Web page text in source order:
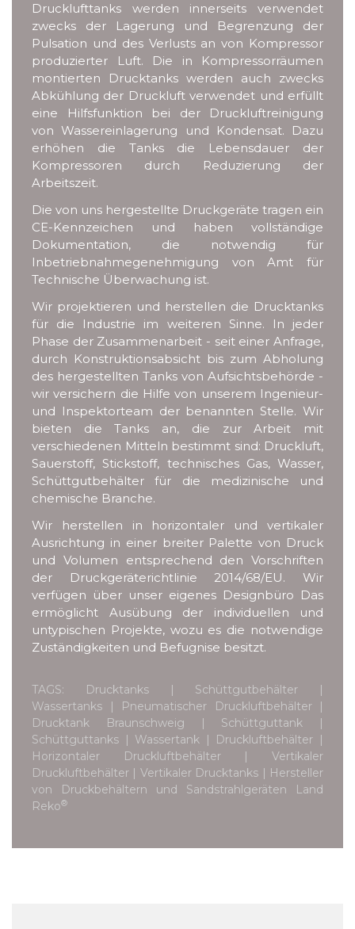
Drucklufttanks werden innerseits verwendet
zwecks der Lagerung und Begrenzung der
Pulsation und des Verlusts an von Kompressor
produzierter Luft. Die in Kompressorräumen
montierten Drucktanks werden auch zwecks
Abkühlung der Druckluft verwendet und erfüllt
eine Hilfsfunktion bei der Druckluftreinigung
von Wassereinlagerung und Kondensat. Dazu
erhöhen die Tanks die Lebensdauer der
Kompressoren durch Reduzierung der
Arbeitszeit.
Die von uns hergestellte Druckgeräte tragen ein
CE-Kennzeichen und haben vollständige
Dokumentation, die notwendig für
Inbetriebnahmegenehmigung von Amt für
Technische Überwachung ist.
Wir projektieren und herstellen die Drucktanks
für die Industrie im weiteren Sinne. In jeder
Phase der Zusammenarbeit - seit einer Anfrage,
durch Konstruktionsabsicht bis zum Abholung
des hergestellten Tanks von Aufsichtsbehörde -
wir versichern die Hilfe von unserem Ingenieur-
und Inspektorteam der benannten Stelle. Wir
bieten die Tanks an, die zur Arbeit mit
verschiedenen Mitteln bestimmt sind: Druckluft,
Sauerstoff, Stickstoff, technisches Gas, Wasser,
Schüttgutbehälter für die medizinische und
chemische Branche.
Wir herstellen in horizontaler und vertikaler
Ausrichtung in einer breiter Palette von Druck
und Volumen entsprechend den Vorschriften
der Druckgeräterichtlinie 2014/68/EU. Wir
verfügen über unser eigenes Designbüro Das
ermöglicht Ausübung der individuellen und
untypischen Projekte, wozu es die notwendige
Zuständigkeiten und Befugnise besitzt.
TAGS: Drucktanks | Schüttgutbehälter |
Wassertanks | Pneumatischer Druckluftbehälter |
Drucktank Braunschweig | Schüttguttank |
Schüttguttanks | Wassertank | Druckluftbehälter |
Horizontaler Druckluftbehälter | Vertikaler
Druckluftbehälter | Vertikaler Drucktanks | Hersteller
von Druckbehältern und Sandstrahlgeräten Land
Reko®